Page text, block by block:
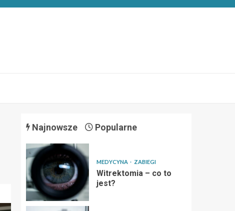
Najnowsze Popularne
MEDYCYNA ZABIEGI
Witrektomia – co to
jest?